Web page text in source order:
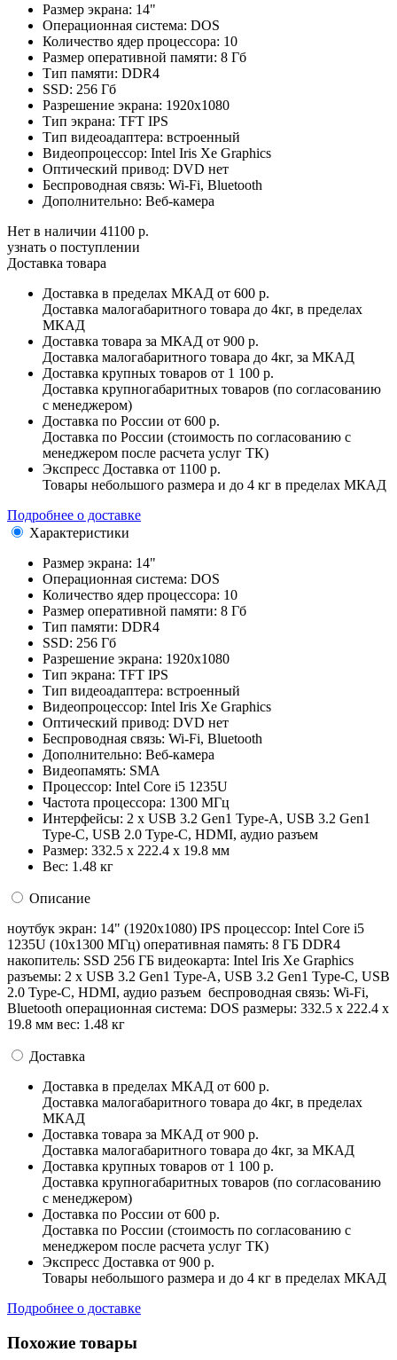
Размер экрана: 14"
Операционная система: DOS
Количество ядер процессора: 10
Размер оперативной памяти: 8 Гб
Тип памяти: DDR4
SSD: 256 Гб
Разрешение экрана: 1920x1080
Тип экрана: TFT IPS
Тип видеоадаптера: встроенный
Видеопроцессор: Intel Iris Xe Graphics
Оптический привод: DVD нет
Беспроводная связь: Wi-Fi, Bluetooth
Дополнительно: Веб-камера
Нет в наличии 41100 р.
узнать о поступлении
Доставка товара
Доставка в пределах МКАД от 600 р.
Доставка малогабаритного товара до 4кг, в пределах
МКАД
Доставка товара за МКАД от 900 р.
Доставка малогабаритного товара до 4кг, за МКАД
Доставка крупных товаров от 1 100 р.
Доставка крупногабаритных товаров (по согласованию
с менеджером)
Доставка по России от 600 р.
Доставка по России (стоимость по согласованию с
менеджером после расчета услуг ТК)
Экспресс Доставка от 1100 р.
Товары небольшого размера и до 4 кг в пределах МКАД
Подробнее о доставке
Характеристики
Размер экрана: 14"
Операционная система: DOS
Количество ядер процессора: 10
Размер оперативной памяти: 8 Гб
Тип памяти: DDR4
SSD: 256 Гб
Разрешение экрана: 1920x1080
Тип экрана: TFT IPS
Тип видеоадаптера: встроенный
Видеопроцессор: Intel Iris Xe Graphics
Оптический привод: DVD нет
Беспроводная связь: Wi-Fi, Bluetooth
Дополнительно: Веб-камера
Видеопамять: SMA
Процессор: Intel Core i5 1235U
Частота процессора: 1300 МГц
Интерфейсы: 2 x USB 3.2 Gen1 Type-A, USB 3.2 Gen1
Type-C, USB 2.0 Type-C, HDMI, аудио разъем
Размер: 332.5 х 222.4 х 19.8 мм
Вес: 1.48 кг
Описание
ноутбук экран: 14" (1920x1080) IPS процессор: Intel Core i5
1235U (10x1300 МГц) оперативная память: 8 ГБ DDR4
накопитель: SSD 256 ГБ видеокарта: Intel Iris Xe Graphics
разъемы: 2 x USB 3.2 Gen1 Type-A, USB 3.2 Gen1 Type-C, USB
2.0 Type-C, HDMI, аудио разъем беспроводная связь: Wi-Fi,
Bluetooth операционная система: DOS pазмеры: 332.5 х 222.4 х
19.8 мм вес: 1.48 кг
Доставка
Доставка в пределах МКАД от 600 р.
Доставка малогабаритного товара до 4кг, в пределах
МКАД
Доставка товара за МКАД от 900 р.
Доставка малогабаритного товара до 4кг, за МКАД
Доставка крупных товаров от 1 100 р.
Доставка крупногабаритных товаров (по согласованию
с менеджером)
Доставка по России от 600 р.
Доставка по России (стоимость по согласованию с
менеджером после расчета услуг ТК)
Экспресс Доставка от 900 р.
Товары небольшого размера и до 4 кг в пределах МКАД
Подробнее о доставке
Похожие товары